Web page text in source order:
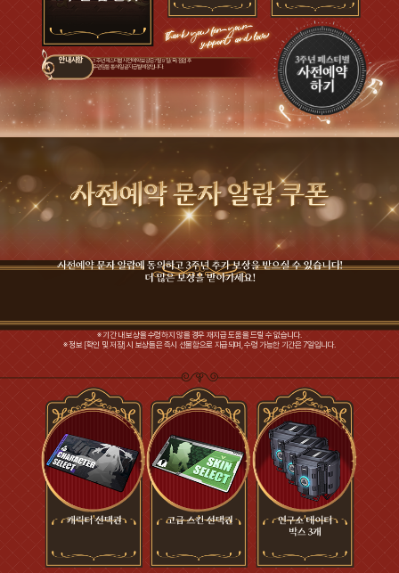
안내사항
3주년 페스티벌 사전 예약 보상은 7월 9일(목) 점검 후
우편함을 통해 일괄 지급될 예정입니다.
※ 기간 내 보상을 수령하지 않을 경우 재지급 도움을 드릴 수 없습니다.
※ 정보 [확인 및 저장] 시 보상들은 즉시 선물함으로 지급되며, 수령 가능한 기간은 7일입니다.